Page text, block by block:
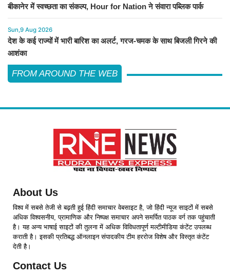
बीकानेर में स्वच्छता का संकल्प, Hour for Nation ने संवारा पब्लिक पार्क
Sun,9 Aug 2026
देश के कई राज्यों में भारी बारिश का अलर्ट, गरज-चमक के साथ बिजली गिरने की
आशंका
FROM AROUND THE WEB
About Us
विश्व में सबसे तेजी से बढ़ती हुई हिंदी समाचार वेबसाइट है, जो हिंदी न्यूज साइटों में सबसे
अधिक विश्वसनीय, प्रामाणिक और निष्पक्ष समाचार अपने समर्पित पाठक वर्ग तक पहुंचाती
है। यह अन्य भाषाई साइटों की तुलना में अधिक विविधतापूर्ण मल्टीमीडिया कंटेंट उपलब्ध
कराती है। इसकी प्रतिबद्ध ऑनलाइन संपादकीय टीम हररोज विशेष और विस्तृत कंटेंट
देती है।
Contact Us